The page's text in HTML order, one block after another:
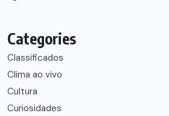
Categories
Classificados
Clima ao vivo
Cultura
Curiosidades